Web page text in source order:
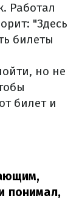
Работал
"Здесь
билеты
но не
билет и
понимал,